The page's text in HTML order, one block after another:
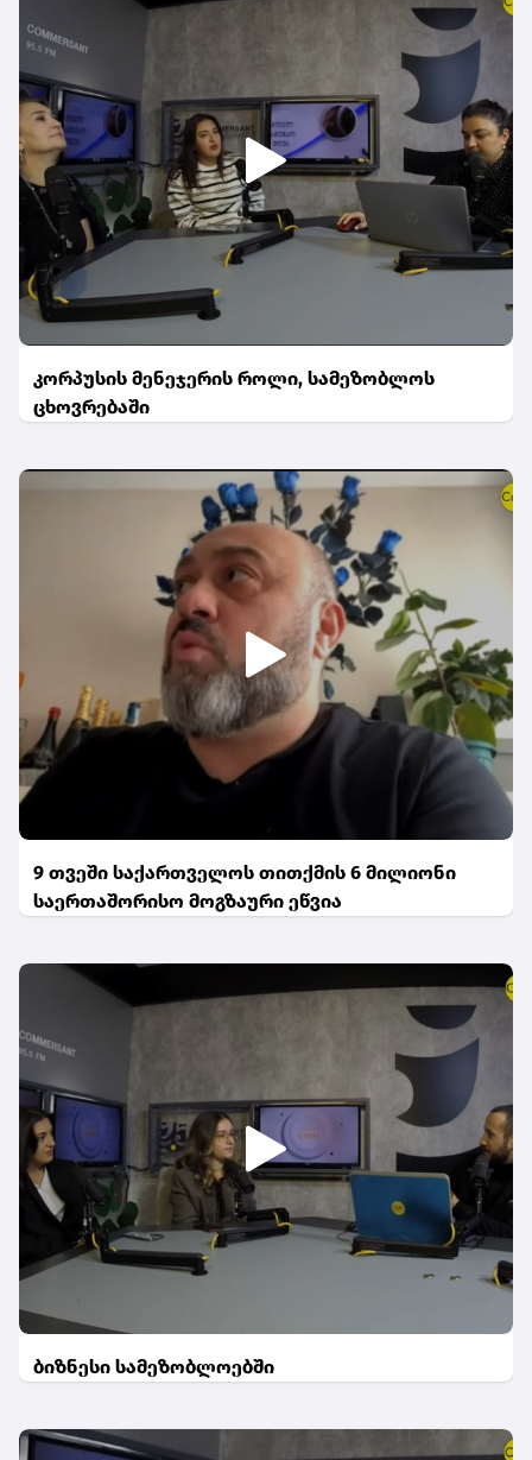
კორპუსის მენეჯერის როლი, სამეზობლოს
ცხოვრებაში
9 თვეში საქართველოს თითქმის 6 მილიონი
საერთაშორისო მოგზაური ეწვია
ბიზნესი სამეზობლოებში